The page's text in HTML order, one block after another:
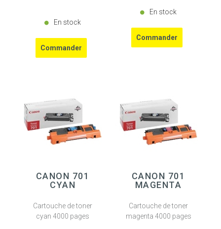
En stock
En stock
CANON 701
CYAN
Cartouche de toner
cyan 4000 pages
CANON 701
MAGENTA
Cartouche de toner
magenta 4000 pages